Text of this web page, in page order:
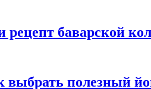
рецепт баварской
выбрать полезный